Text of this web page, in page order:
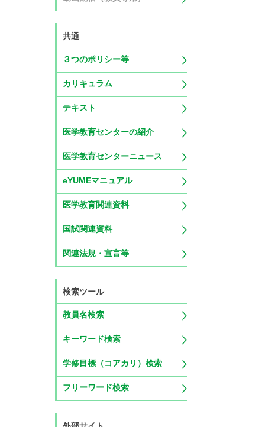
共通
３つのポリシー等
カリキュラム
テキスト
医学教育センターの紹介
医学教育センターニュース
eYUMEマニュアル
医学教育関連資料
国試関連資料
関連法規・宣言等
検索ツール
教員名検索
キーワード検索
学修目標（コアカリ）検索
フリーワード検索